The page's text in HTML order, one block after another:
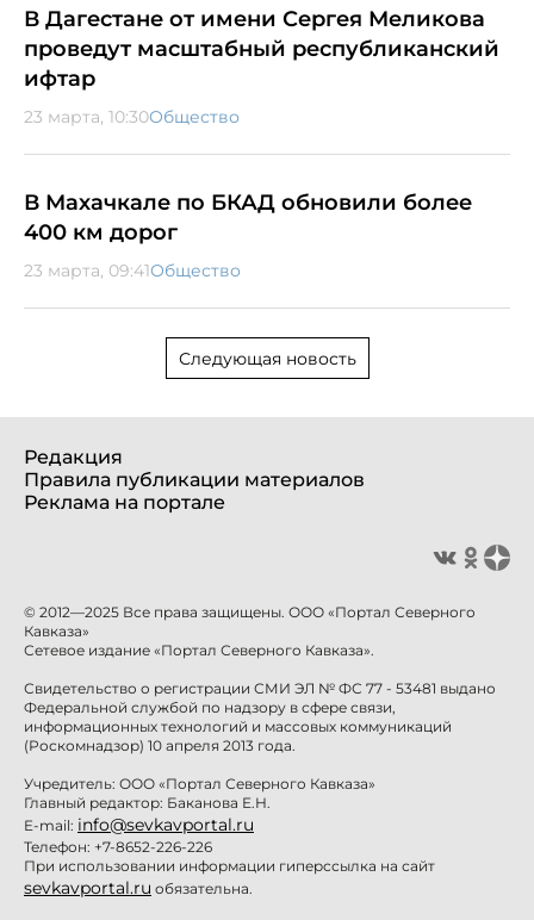
В Дагестане от имени Сергея Меликова
проведут масштабный республиканский
ифтар
23 марта, 10:30Общество
В Махачкале по БКАД обновили более
400 км дорог
23 марта, 09:41Общество
Следующая новость
Редакция
Правила публикации материалов
Реклама на портале
© 2012—2025 Все права защищены. ООО «Портал Северного
Кавказа»
Сетевое издание «Портал Северного Кавказа».
Свидетельство о регистрации СМИ ЭЛ № ФС 77 - 53481 выдано
Федеральной службой по надзору в сфере связи,
информационных технологий и массовых коммуникаций
(Роскомнадзор) 10 апреля 2013 года.
Учредитель: ООО «Портал Северного Кавказа»
Главный редактор: Баканова Е.Н.
E-mail: info@sevkavportal.ru
Телефон: +7-8652-226-226
При использовании информации гиперссылка на сайт
sevkavportal.ru обязательна.